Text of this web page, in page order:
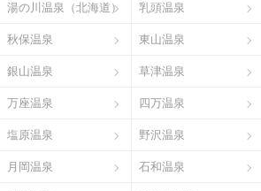
湯の川温泉（北海道） 乳頭温泉
秋保温泉 東山温泉
銀山温泉 草津温泉
万座温泉 四万温泉
塩原温泉 野沢温泉
月岡温泉 石和温泉